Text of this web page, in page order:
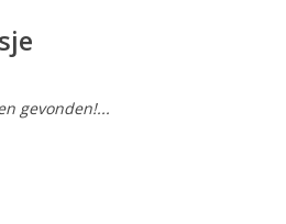
gevonden!...